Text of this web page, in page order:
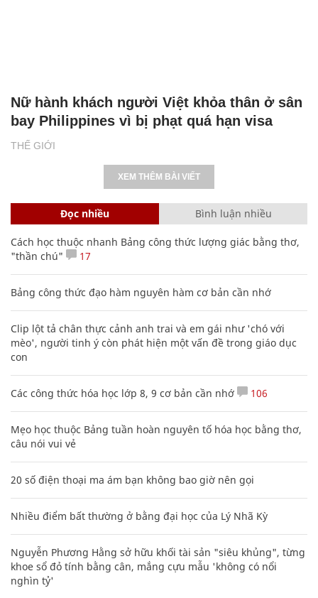
THẾ GIỚI
Nữ hành khách người Việt khỏa thân ở sân
bay Philippines vì bị phạt quá hạn visa
XEM THÊM BÀI VIẾT
Đọc nhiều Bình luận nhiều
Cách học thuộc nhanh Bảng công thức lượng giác bằng thơ,
"thần chú"
17
Bảng công thức đạo hàm nguyên hàm cơ bản cần nhớ
Clip lột tả chân thực cảnh anh trai và em gái như 'chó với
mèo', người tinh ý còn phát hiện một vấn đề trong giáo dục
con
Các công thức hóa học lớp 8, 9 cơ bản cần nhớ 106
Mẹo học thuộc Bảng tuần hoàn nguyên tố hóa học bằng thơ,
câu nói vui vẻ
20 số điện thoại ma ám bạn không bao giờ nên gọi
Nhiều điểm bất thường ở bằng đại học của Lý Nhã Kỳ
Nguyễn Phương Hằng sở hữu khối tài sản "siêu khủng", từng
khoe sổ đỏ tính bằng cân, mắng cựu mẫu 'không có nổi
nghìn tỷ'